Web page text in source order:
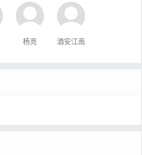
杨亮 酒安江南